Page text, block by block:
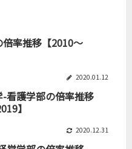
率推移【2010～
2020.01.12
看護学部の倍率推移
】
2020.12.31